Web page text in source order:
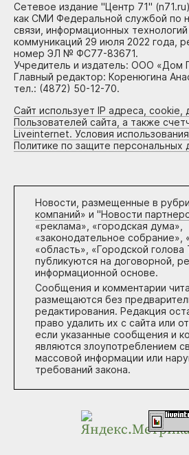
Сетевое издание "Центр 71"
как СМИ Федеральной службой по
связи, информационных
коммуникаций 29 июля 2022 года,
номер ЭЛ № ФС77-83671.
Учредитель и издатель: ООО «Дом
Главный редактор: Коренюгина
тел.: (4872) 50-12-70.
Сайт использует IP адреса, cookie,
Пользователей сайта, а также
Liveinternet. Условия
Политике по защите персональных
Новости, размещенные в
компаний» и "Новости
«реклама», «городская дума»,
«законодательное собрание»,
«область», «Городской голова
публикуются на договорной,
информационной основе.
Сообщения и комментарии
размещаются без
редактирования. Редакция
право удалить их с сайта или
если указанные сообщения и
являются злоупотреблением
массовой информации или
требований закона.